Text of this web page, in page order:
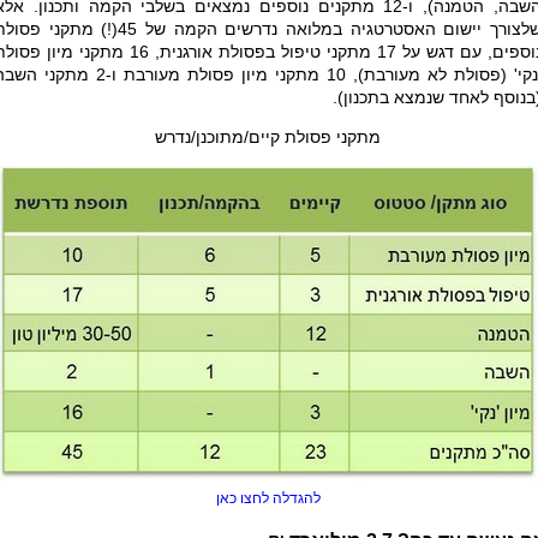
השבה, הטמנה), ו-12 מתקנים נוספים נמצאים בשלבי הקמה ותכנון.
שלצורך יישום האסטרטגיה במלואה נדרשים הקמה של 45(!) מתקני
נוספים, עם דגש על 17 מתקני טיפול בפסולת אורגנית, 16 מתקני מיון
'נקי' (פסולת לא מעורבת), 10 מתקני מיון פסולת מעורבת ו-2
לאחד שנמצא בתכנון).
מתקני פסולת קיים/מתוכנן/נדרש
להגדלה לחצו כאן